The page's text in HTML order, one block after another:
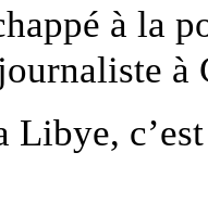
à la
à
Libye,